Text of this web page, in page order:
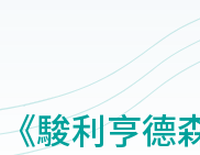
《駿利亨德